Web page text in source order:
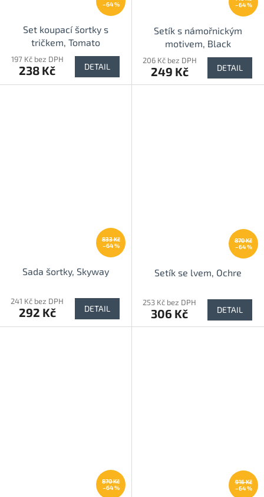
–64 %
Set koupací šortky s
tričkem, Tomato
197 Kč bez DPH
238 Kč DETAIL
–64 %
Setík s námořnickým
motivem, Black
206 Kč bez DPH
249 Kč DETAIL
833 Kč
–64 %
Sada šortky, Skyway
241 Kč bez DPH
292 Kč DETAIL
870 Kč
–64 %
Setík se lvem, Ochre
253 Kč bez DPH
306 Kč DETAIL
870 Kč
–64 %
916 Kč
–64 %